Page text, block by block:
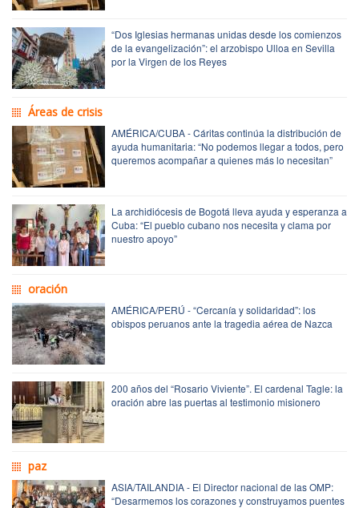
“Dos Iglesias hermanas unidas desde los comienzos
de la evangelización”: el arzobispo Ulloa en Sevilla
por la Virgen de los Reyes
Áreas de crisis
AMÉRICA/CUBA - Cáritas continúa la distribución de
ayuda humanitaria: “No podemos llegar a todos, pero
queremos acompañar a quienes más lo necesitan”
La archidiócesis de Bogotá lleva ayuda y esperanza a
Cuba: “El pueblo cubano nos necesita y clama por
nuestro apoyo”
oración
AMÉRICA/PERÚ - “Cercanía y solidaridad”: los
obispos peruanos ante la tragedia aérea de Nazca
200 años del “Rosario Viviente”. El cardenal Tagle: la
oración abre las puertas al testimonio misionero
paz
ASIA/TAILANDIA - El Director nacional de las OMP:
“Desarmemos los corazones y construyamos puentes